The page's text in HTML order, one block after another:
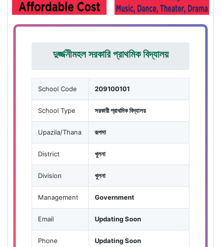
দুর্জ্জনীমহল সরকারি প্রাথমিক বিদ্যালয়
School Code 209100101
School Type সরকারী প্রাথমিক বিদ্যালয়
Upazila/Thana রূপসা
District খুলনা
Division খুলনা
Management Government
Email Updating Soon
Phone Updating Soon